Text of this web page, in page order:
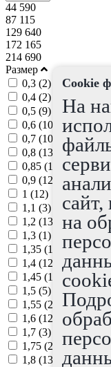
44 590
87 115
129 640
172 165
214 690
Размер
0,3 (2)
0,4 (2)
0,5 (9)
0,6 (10
0,7 (10
0,8 (13
0,85 (1
0,9 (12
1 (12)
1,1 (3)
1,2 (13
1,3 (1)
1,35 (1
1,4 (12
1,45 (1
1,5 (5)
1,55 (2
1,6 (12
1,7 (3)
1,75 (2
1,8 (13
Cookie
На
сайт,
на